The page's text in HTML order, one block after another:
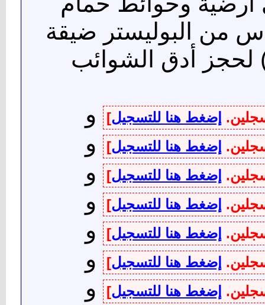
من البوليستر ضيقة
إضغط هنا للتسجيل] و
إضغط هنا للتسجيل] و
إضغط هنا للتسجيل] و
إضغط هنا للتسجيل] و
إضغط هنا للتسجيل] و
إضغط هنا للتسجيل] و
إضغط هنا للتسجيل]
و